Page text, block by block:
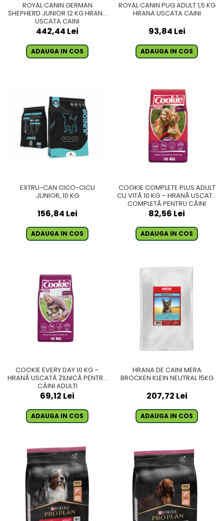
ROYAL CANIN GERMAN
SHEPHERD JUNIOR 12 KG HRANA
USCATA CAINI
442,44 Lei
ADAUGA IN COS
ROYAL CANIN PUG ADULT 1,5 KG
HRANA USCATA CAINI
93,84 Lei
ADAUGA IN COS
EXTRU-CAN CICO-CICU
JUNIOR, 10 KG
156,84 Lei
ADAUGA IN COS
COOKIE COMPLETE PLUS ADULT
CU VITĂ 10 KG – HRANĂ USCATĂ
COMPLETĂ PENTRU CÂINI
ADULȚI
82,56 Lei
ADAUGA IN COS
COOKIE EVERY DAY 10 KG –
HRANĂ USCATĂ ZILNICĂ PENTRU
CÂINI ADULȚI
69,12 Lei
ADAUGA IN COS
HRANA DE CAINI MERA
BROCKEN KLEIN NEUTRAL 15KG
207,72 Lei
ADAUGA IN COS